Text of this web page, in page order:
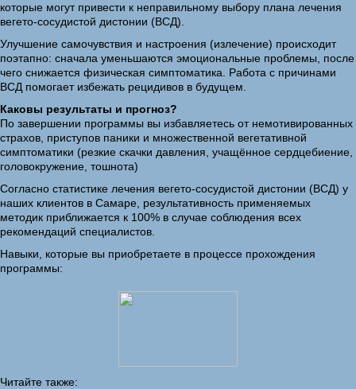
которые могут привести к неправильному выбору плана лечения
вегето-сосудистой дистонии (ВСД).
Улучшение самочувствия и настроения (излечение) происходит
поэтапно: сначала уменьшаются эмоциональные проблемы, после
чего снижается физическая симптоматика. Работа с причинами
ВСД помогает избежать рецидивов в будущем.
Каковы результаты и прогноз?
По завершении программы вы избавляетесь от немотивированных
страхов, приступов паники и множественной вегетативной
симптоматики (резкие скачки давления, учащённое сердцебиение,
головокружение, тошнота)
Согласно статистике лечения вегето-сосудистой дистонии (ВСД) у
наших клиентов в Самаре, результативность применяемых
методик приближается к 100% в случае соблюдения всех
рекомендаций специалистов.
Навыки, которые вы приобретаете в процессе прохождения
программы:
Читайте также: